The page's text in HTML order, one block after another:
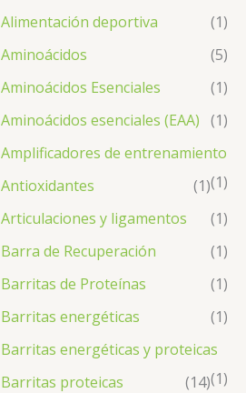
Alimentación deportiva
(1)
Aminoácidos
(5)
Aminoácidos Esenciales
(1)
Aminoácidos esenciales (EAA) (1)
Amplificadores de entrenamiento
(1)
Antioxidantes
(1)
Articulaciones y ligamentos
(1)
Barra de Recuperación
(1)
Barritas de Proteínas
(1)
Barritas energéticas
(1)
Barritas energéticas y proteicas
(1)
Barritas proteicas
(14)